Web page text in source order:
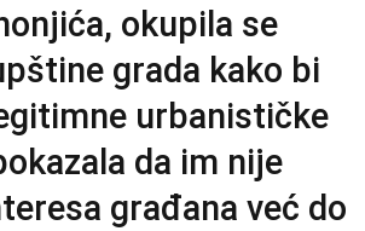
okupila se
grada kako bi
urbanističke
da im nije
građana već do